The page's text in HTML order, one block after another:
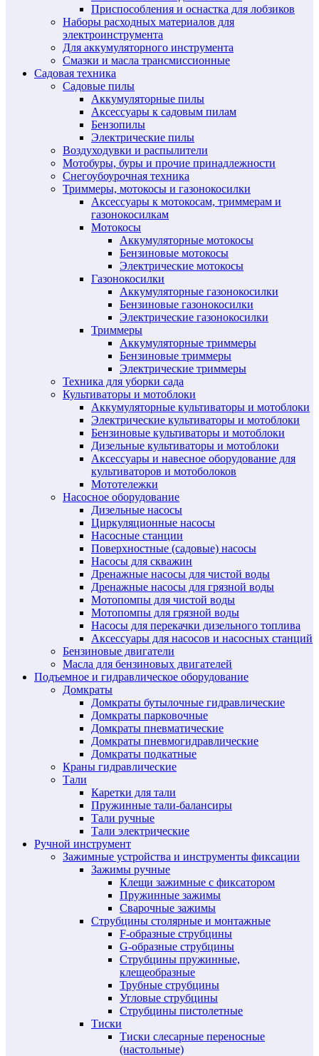
Приспособления и оснастка для лобзиков
Наборы расходных материалов для
электроинструмента
Для аккумуляторного инструмента
Смазки и масла трансмиссионные
Садовая техника
Садовые пилы
Аккумуляторные пилы
Аксессуары к садовым пилам
Бензопилы
Электрические пилы
Воздуходувки и распылители
Мотобуры, буры и прочие принадлежности
Снегоубоурочная техника
Триммеры, мотокосы и газонокосилки
Аксессуары к мотокосам, триммерам и
газонокосилкам
Мотокосы
Аккумуляторные мотокосы
Бензиновые мотокосы
Электрические мотокосы
Газонокосилки
Аккумуляторные газонокосилки
Бензиновые газонокосилки
Электрические газонокосилки
Триммеры
Аккумуляторные триммеры
Бензиновые триммеры
Электрические триммеры
Техника для уборки сада
Культиваторы и мотоблоки
Аккумуляторные культиваторы и мотоблоки
Электрические культиваторы и мотоблоки
Бензиновые культиваторы и мотоблоки
Дизельные культиваторы и мотоблоки
Аксессуары и навесное оборудование для
культиваторов и мотоболоков
Мототележки
Насосное оборудование
Дизельные насосы
Циркуляционные насосы
Насосные станции
Поверхностные (садовые) насосы
Насосы для скважин
Дренажные насосы для чистой воды
Дренажные насосы для грязной воды
Мотопомпы для чистой воды
Мотопомпы для грязной воды
Насосы для перекачки дизельного топлива
Аксессуары для насосов и насосных станций
Бензиновые двигатели
Масла для бензиновых двигателей
Подъемное и гидравлическое оборудование
Домкраты
Домкраты бутылочные гидравлические
Домкраты парковочные
Домкраты пневматические
Домкраты пневмогидравлические
Домкраты подкатные
Краны гидравлические
Тали
Каретки для тали
Пружинные тали-балансиры
Тали ручные
Тали электрические
Ручной инструмент
Зажимные устройства и инструменты фиксации
Зажимы ручные
Клещи зажимные с фиксатором
Пружинные зажимы
Сварочные зажимы
Струбцины столярные и монтажные
F-образные струбцины
G-образные струбцины
Струбцины пружинные,
клещеобразные
Трубные струбцины
Угловые струбцины
Струбцины пистолетные
Тиски
Тиски слесарные переносные
(настольные)